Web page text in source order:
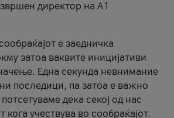
директор на А1
е заедничка
затоа ваквите иницијативи
Една секунда невнимание
последици, па затоа е важно
дека секој од нас
кога учествува во сообраќајот.